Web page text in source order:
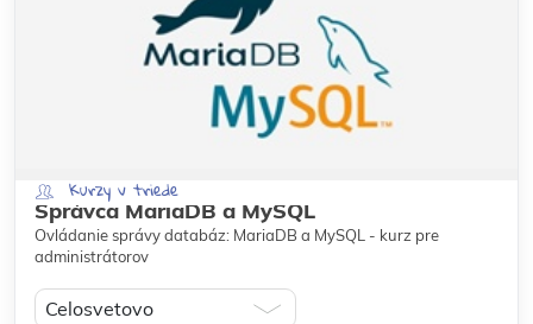
Kurzy v triede
Správca MariaDB a MySQL
Ovládanie správy databáz: MariaDB a MySQL - kurz pre
administrátorov